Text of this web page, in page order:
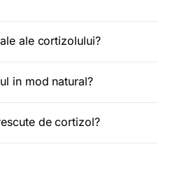
ale cortizolului?
in mod natural?
de cortizol?